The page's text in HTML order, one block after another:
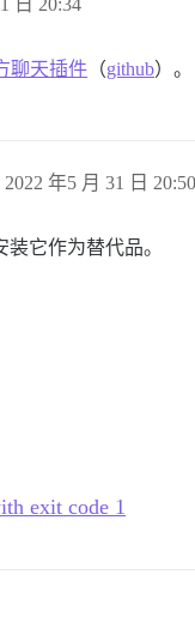
聊天插件 （github）。
2022 年5 月 31 日 20:50
它作为替代品。
exit code 1